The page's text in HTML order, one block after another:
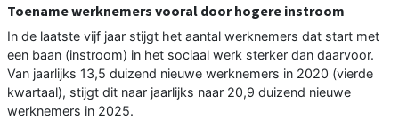
Toename werknemers vooral door hogere instroom
In de laatste vijf jaar stijgt het aantal werknemers dat start met
een baan (instroom) in het sociaal werk sterker dan daarvoor.
Van jaarlijks 13,5 duizend nieuwe werknemers in 2020 (vierde
kwartaal), stijgt dit naar jaarlijks naar 20,9 duizend nieuwe
werknemers in 2025.